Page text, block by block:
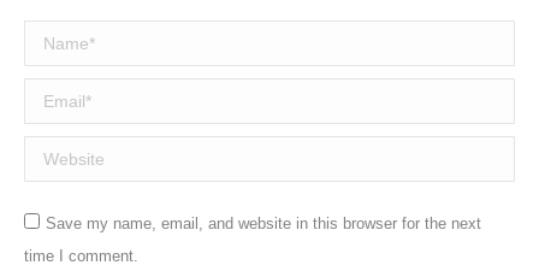
Name *
Email *
Website
Save my name, email, and website in this browser for the next
time I comment.